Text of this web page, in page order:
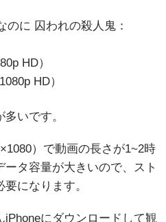
のに 囚われの殺人鬼：
HD）
HD）
いです。
）で動画の長さが1~2時
タ容量が大きいので、スト
になります。
にダウンロードして観